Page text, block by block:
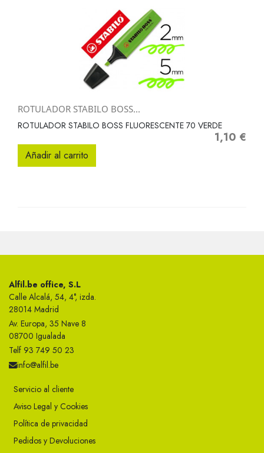
ROTULADOR STABILO BOSS...
ROTULADOR STABILO BOSS FLUORESCENTE 70 VERDE
Precio
1,10 €
Añadir al carrito
Alfil.be office, S.L
Calle Alcalá, 54, 4°, izda.
28014 Madrid
Av. Europa, 35 Nave 8
08700 Igualada
Telf 93 749 50 23
info@alfil.be
Servicio al cliente
Aviso Legal y Cookies
Política de privacidad
Pedidos y Devoluciones